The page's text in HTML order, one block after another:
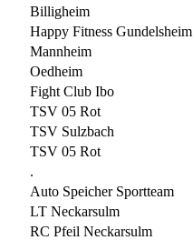
Billigheim
Happy Fitness Gundelsheim
Mannheim
Oedheim
Fight Club Ibo
TSV 05 Rot
TSV Sulzbach
TSV 05 Rot
.
Auto Speicher Sportteam
LT Neckarsulm
RC Pfeil Neckarsulm